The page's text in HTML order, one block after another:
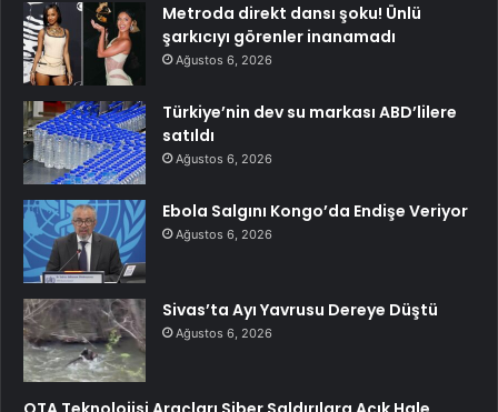
Metroda direkt dansı şoku! Ünlü
şarkıcıyı görenler inanamadı
Ağustos 6, 2026
Türkiye’nin dev su markası ABD’lilere
satıldı
Ağustos 6, 2026
Ebola Salgını Kongo’da Endişe Veriyor
Ağustos 6, 2026
Sivas’ta Ayı Yavrusu Dereye Düştü
Ağustos 6, 2026